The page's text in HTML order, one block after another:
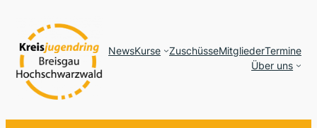
NewsKurse ZuschüsseMitgliederTermine
Über uns